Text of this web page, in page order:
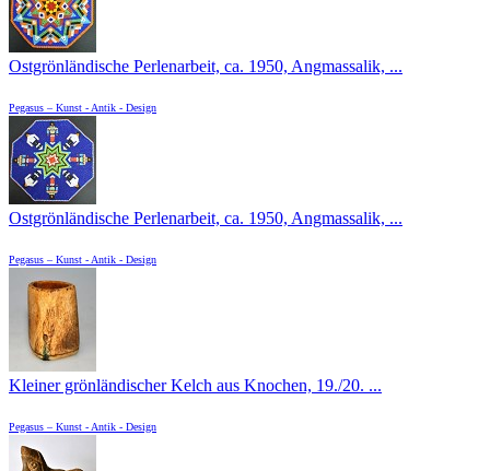
Ostgrönländische Perlenarbeit, ca. 1950, Angmassalik, ...
Pegasus – Kunst - Antik - Design
Ostgrönländische Perlenarbeit, ca. 1950, Angmassalik, ...
Pegasus – Kunst - Antik - Design
Kleiner grönländischer Kelch aus Knochen, 19./20. ...
Pegasus – Kunst - Antik - Design